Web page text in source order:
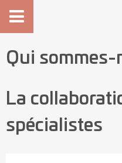
Qui sommes-
La
spécialistes